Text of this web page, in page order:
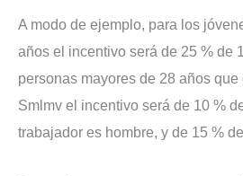
A modo de ejemplo, para los
años el incentivo será de 25 % de
personas mayores de 28 años
Smlmv el incentivo será de 10 %
trabajador es hombre, y de 15 %